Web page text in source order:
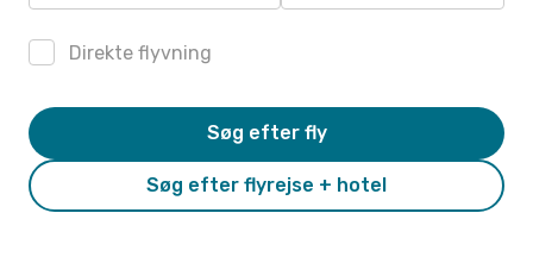
Direkte flyvning
Søg efter flyrejse + hotel
Søg efter fly